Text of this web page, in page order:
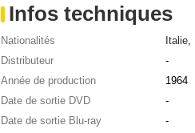
Infos techniques
Nationalités Italie,
Distributeur
-
Année de production
1964
Date de sortie DVD
-
Date de sortie Blu-ray
-